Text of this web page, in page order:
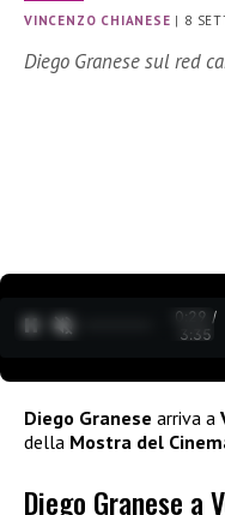
VINCENZO CHIANESE | 8
Diego Granese sul red
0:30 /
3:35
Diego Granese arriva a
della Mostra del
Diego Granese a